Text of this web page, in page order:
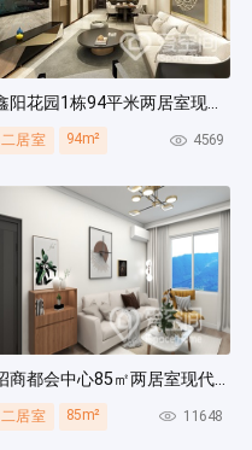
鑫阳花园1栋94平米两居室现代简约风装修案例
二居室 94m² 4569
招商都会中心85㎡两居室现代简约风装修案例
二居室 85m² 11648